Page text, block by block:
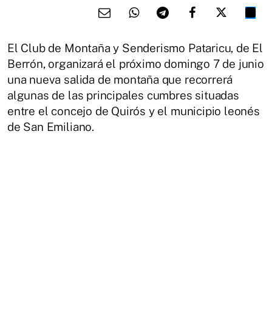
El Club de Montaña y Senderismo Pataricu, de El
Berrón, organizará el próximo domingo 7 de junio
una nueva salida de montaña que recorrerá
algunas de las principales cumbres situadas
entre el concejo de Quirós y el municipio leonés
de San Emiliano.